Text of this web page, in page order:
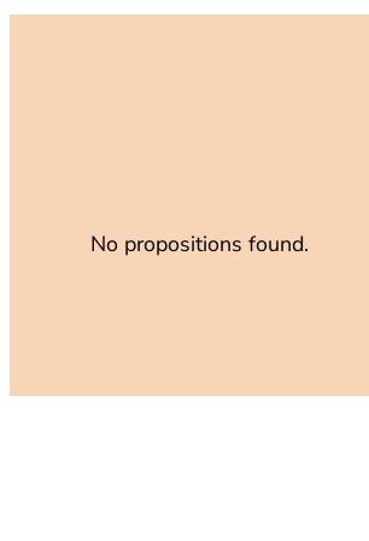
No propositions found.